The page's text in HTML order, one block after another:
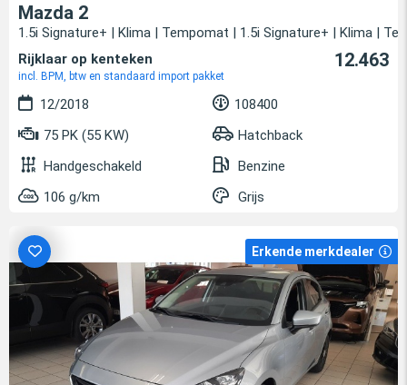
Mazda 2
1.5i Signature+ | Klima | Tempomat | 1.5i Signature+ | Klima |
Rijklaar op kenteken
incl. BPM, btw en standaard import pakket
12.463
12/2018
108400
75 PK (55 KW)
Hatchback
Handgeschakeld
Benzine
106 g/km
Grijs
Erkende merkdealer